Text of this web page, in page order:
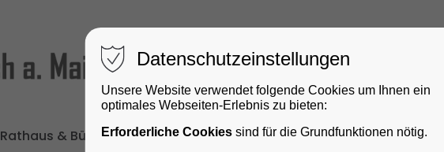
Rathaus & Bürgerservice Bauen & Gewerbe Verkehr Freizeit
Datenschutzeinstellungen
Unsere Website verwendet folgende Cookies um Ihnen ein
optimales Webseiten-Erlebnis zu bieten:
Erforderliche Cookiessind für die Grundfunktionen nötig.